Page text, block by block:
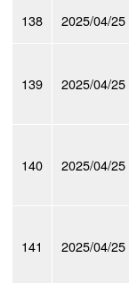
138 2025/04/25
139 2025/04/25
140 2025/04/25
141 2025/04/25